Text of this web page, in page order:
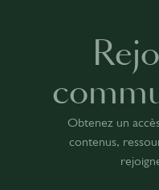
Obtenez un
contenus,